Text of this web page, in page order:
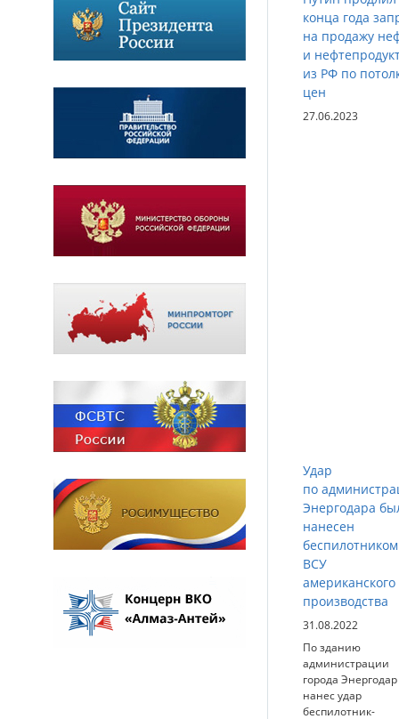
конца года
на продажу
и
из РФ по
цен
27.06.2023
Удар
по
Энергодара
нанесен
беспилотником
ВСУ
американского
производства
31.08.2022
По зданию
администрации
города Энергодар
нанес удар
беспилотник-